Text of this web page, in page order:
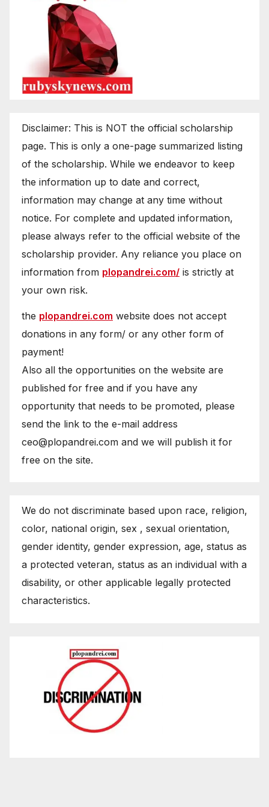
Disclaimer: This is NOT the official scholarship
page. This is only a one-page summarized listing
of the scholarship. While we endeavor to keep
the information up to date and correct,
information may change at any time without
notice. For complete and updated information,
please always refer to the official website of the
scholarship provider. Any reliance you place on
information from plopandrei.com/ is strictly at
your own risk.
the plopandrei.com website does not accept
donations in any form/ or any other form of
payment!
Also all the opportunities on the website are
published for free and if you have any
opportunity that needs to be promoted, please
send the link to the e-mail address
ceo@plopandrei.com and we will publish it for
free on the site.
We do not discriminate based upon race, religion,
color, national origin, sex , sexual orientation,
gender identity, gender expression, age, status as
a protected veteran, status as an individual with a
disability, or other applicable legally protected
characteristics.